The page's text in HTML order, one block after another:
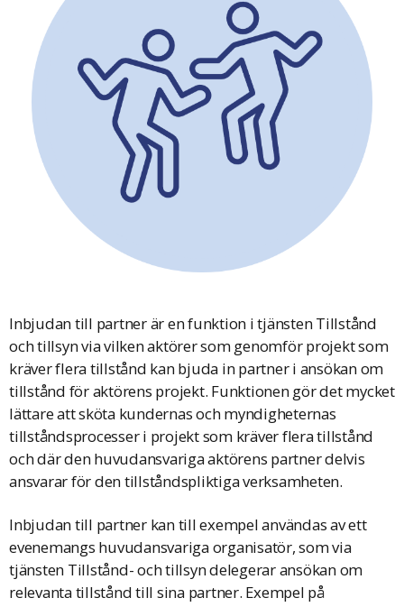
Inbjudan till partner är en funktion i tjänsten Tillstånd
och tillsyn via vilken aktörer som genomför projekt som
kräver flera tillstånd kan bjuda in partner i ansökan om
tillstånd för aktörens projekt. Funktionen gör det mycket
lättare att sköta kundernas och myndigheternas
tillståndsprocesser i projekt som kräver flera tillstånd
och där den huvudansvariga aktörens partner delvis
ansvarar för den tillståndspliktiga verksamheten.
Inbjudan till partner kan till exempel användas av ett
evenemangs huvudansvariga organisatör, som via
tjänsten Tillstånd- och tillsyn delegerar ansökan om
relevanta tillstånd till sina partner. Exempel på